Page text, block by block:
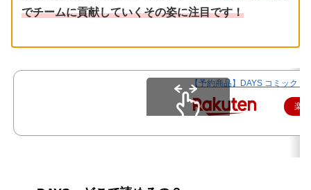
でチームに貢献していくその姿に注目です！
【予約商品】DAYS コミック
楽